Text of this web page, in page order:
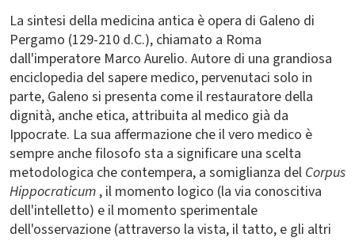
La sintesi della medicina antica è opera di Galeno di
Pergamo (129-210 d.C.), chiamato a Roma
dall'imperatore Marco Aurelio. Autore di una grandiosa
enciclopedia del sapere medico, pervenutaci solo in
parte, Galeno si presenta come il restauratore della
dignità, anche etica, attribuita al medico già da
Ippocrate. La sua affermazione che il vero medico è
sempre anche filosofo sta a significare una scelta
metodologica che contempera, a somiglianza del Corpus
Hippocraticum , il momento logico (la via conoscitiva
dell'intelletto) e il momento sperimentale
dell'osservazione (attraverso la vista, il tatto, e gli altri